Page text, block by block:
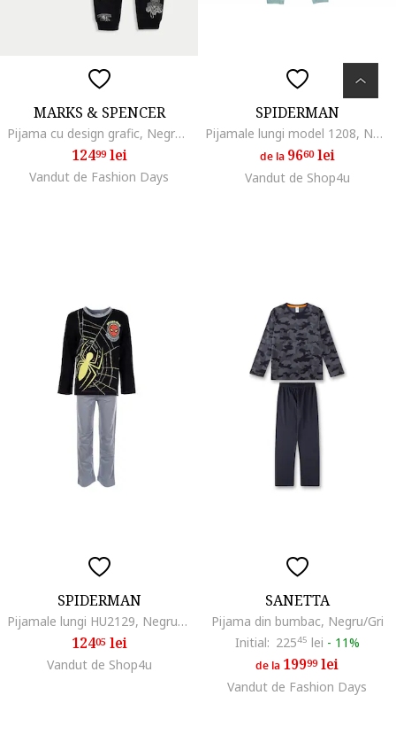
MARKS & SPENCER
Pijama cu design grafic, Negru/Gri deschis
12499lei
Vandut de Fashion Days
SPIDERMAN
Pijamale lungi model 1208, Negru/Gri
de la 9660lei
Vandut de Shop4u
SPIDERMAN
Pijamale lungi HU2129, Negru/Gri
12405lei
Vandut de Shop4u
SANETTA
Pijama din bumbac, Negru/Gri
Initial: 22545 lei - 11%
de la 19999lei
Vandut de Fashion Days